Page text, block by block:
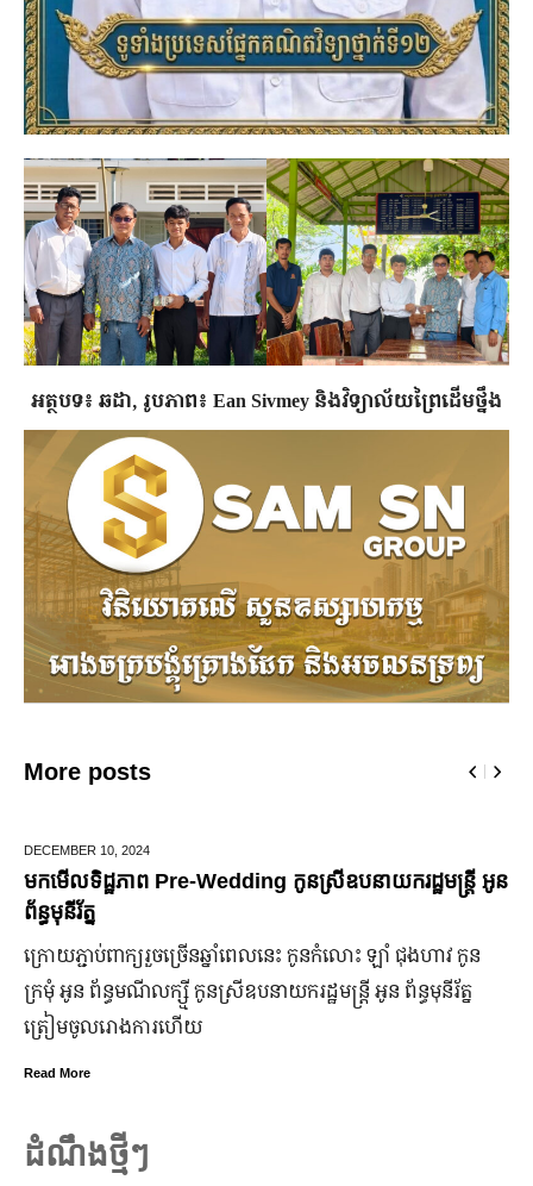
អត្ថបទ៖ ឆដា, រូបភាព៖ Ean Sivmey និង​វិទ្យាល័យព្រៃដើមថ្នឹង
More posts
តី អូន
កូន
JUNE 25,2024
មកដឹងប្រាក់ចំណេញសុទ្ធរបស់ក្រុមហ៊ុន Ford ពីឆ្នាំ២០
ឆ្នាំ២០២៤
ក្រុមហ៊ុន Ford Motor ទទួលប្រាក់ចំណេញសរុបប្រចាំឆ្នាំមានកា
ឡើង បើទោះបីវិបត្តិសេដ្ឋកិច្ចពិភពលោកមិនទាន់មានស្ថានភាព
ប្រសើរ។
Read More
ដំណឹងថ្មីៗ